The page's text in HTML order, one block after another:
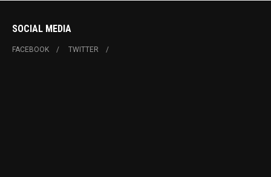
SOCIAL MEDIA
FACEBOOK TWITTER